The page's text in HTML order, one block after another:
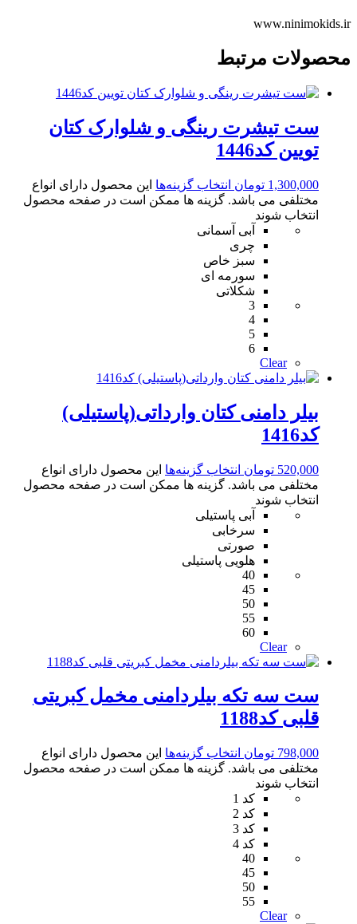
www.ninimokids.ir
محصولات مرتبط
ست تیشرت رینگی و شلوارک کتان
تویین کد1446
1,300,000 تومان انتخاب گزینه‌ها این محصول دارای انواع
مختلفی می باشد. گزینه ها ممکن است در صفحه محصول
انتخاب شوند
آبی آسمانی
چری
سبز خاص
سورمه ای
شکلاتی
3
4
5
6
Clear
بیلر دامنی کتان وارداتی(پاستیلی)
کد1416
520,000 تومان انتخاب گزینه‌ها این محصول دارای انواع
مختلفی می باشد. گزینه ها ممکن است در صفحه محصول
انتخاب شوند
آبی پاستیلی
سرخابی
صورتی
هلویی پاستیلی
40
45
50
55
60
Clear
ست سه تکه بیلردامنی مخمل کبریتی
قلبی کد1188
798,000 تومان انتخاب گزینه‌ها این محصول دارای انواع
مختلفی می باشد. گزینه ها ممکن است در صفحه محصول
انتخاب شوند
کد 1
کد 2
کد 3
کد 4
40
45
50
55
Clear